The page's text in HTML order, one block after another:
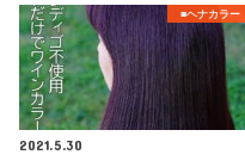
■ヘナカラー
2021.5.30